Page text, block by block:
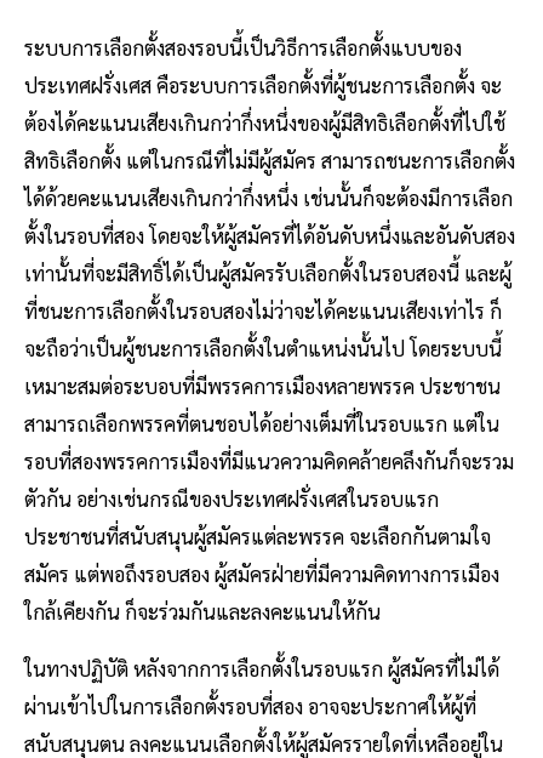
ระบบการเลือกตั้งสองรอบนี้เป็นวิธีการเลือกตั้งแบบของ
ประเทศฝรั่งเศส คือระบบการเลือกตั้งที่ผู้ชนะการเลือกตั้ง จะ
ต้องได้คะแนนเสียงเกินกว่ากึ่งหนึ่งของผู้มีสิทธิเลือกตั้งที่ไปใช้
สิทธิเลือกตั้ง แต่ในกรณีที่ไม่มีผู้สมัคร สามารถชนะการเลือกตั้ง
ได้ด้วยคะแนนเสียงเกินกว่ากึ่งหนึ่ง เช่นนั้นก็จะต้องมีการเลือก
ตั้งในรอบที่สอง โดยจะให้ผู้สมัครที่ได้อันดับหนึ่งและอันดับสอง
เท่านั้นที่จะมีสิทธิ์ได้เป็นผู้สมัครรับเลือกตั้งในรอบสองนี้ และผู้
ที่ชนะการเลือกตั้งในรอบสองไม่ว่าจะได้คะแนนเสียงเท่าไร ก็
จะถือว่าเป็นผู้ชนะการเลือกตั้งในตำแหน่งนั้นไป โดยระบบนี้
เหมาะสมต่อระบอบที่มีพรรคการเมืองหลายพรรค ประชาชน
สามารถเลือกพรรคที่ตนชอบได้อย่างเต็มที่ในรอบแรก แต่ใน
รอบที่สองพรรคการเมืองที่มีแนวความคิดคล้ายคลึงกันก็จะรวม
ตัวกัน อย่างเช่นกรณีของประเทศฝรั่งเศสในรอบแรก
ประชาชนที่สนับสนุนผู้สมัครแต่ละพรรค จะเลือกกันตามใจ
สมัคร แต่พอถึงรอบสอง ผู้สมัครฝ่ายที่มีความคิดทางการเมือง
ใกล้เคียงกัน ก็จะร่วมกันและลงคะแนนให้กัน
ในทางปฏิบัติ หลังจากการเลือกตั้งในรอบแรก ผู้สมัครที่ไม่ได้
ผ่านเข้าไปในการเลือกตั้งรอบที่สอง อาจจะประกาศให้ผู้ที่
สนับสนุนตน ลงคะแนนเลือกตั้งให้ผู้สมัครรายใดที่เหลืออยู่ใน